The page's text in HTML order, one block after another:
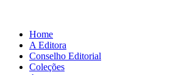
Home
A Editora
Conselho Editorial
Coleções